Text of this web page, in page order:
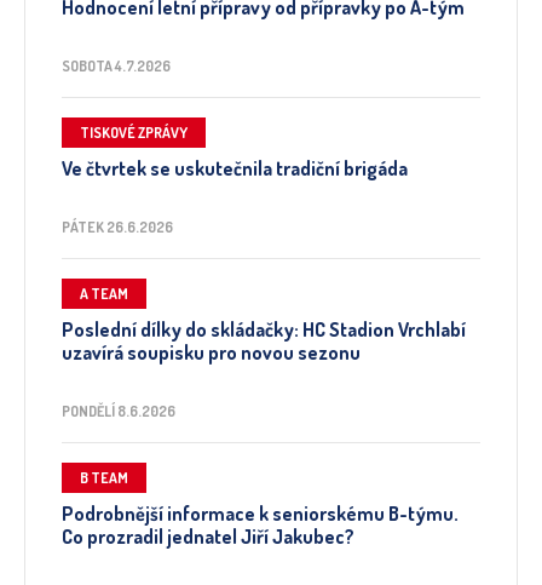
Hodnocení letní přípravy od přípravky po A-tým
SOBOTA 4.7.2026
TISKOVÉ ZPRÁVY
Ve čtvrtek se uskutečnila tradiční brigáda
PÁTEK 26.6.2026
A TEAM
Poslední dílky do skládačky: HC Stadion Vrchlabí
uzavírá soupisku pro novou sezonu
PONDĚLÍ 8.6.2026
B TEAM
Podrobnější informace k seniorskému B-týmu.
Co prozradil jednatel Jiří Jakubec?